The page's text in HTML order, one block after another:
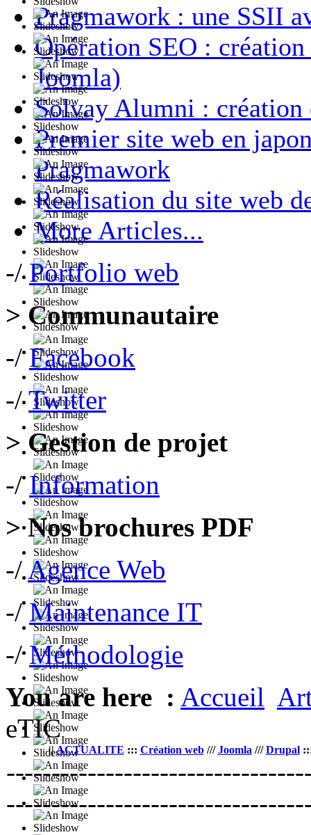
Pragmawork : une SSII
Opération SEO :
Joomla)
Solvay Alumni : création
Premier site web en
Pragmawork
Réalisation du site web
More Articles...
-/Portfolio web
> Communautaire
-/Facebook
-/Twitter
> Gestion de projet
-/Information
> Nos brochures PDF
-/Agence Web
-/Maintenance IT
-/Méthodologie
You are here : Accueil
eTIC
||ACTUALITE ::: Création web///Joomla ///Drupal